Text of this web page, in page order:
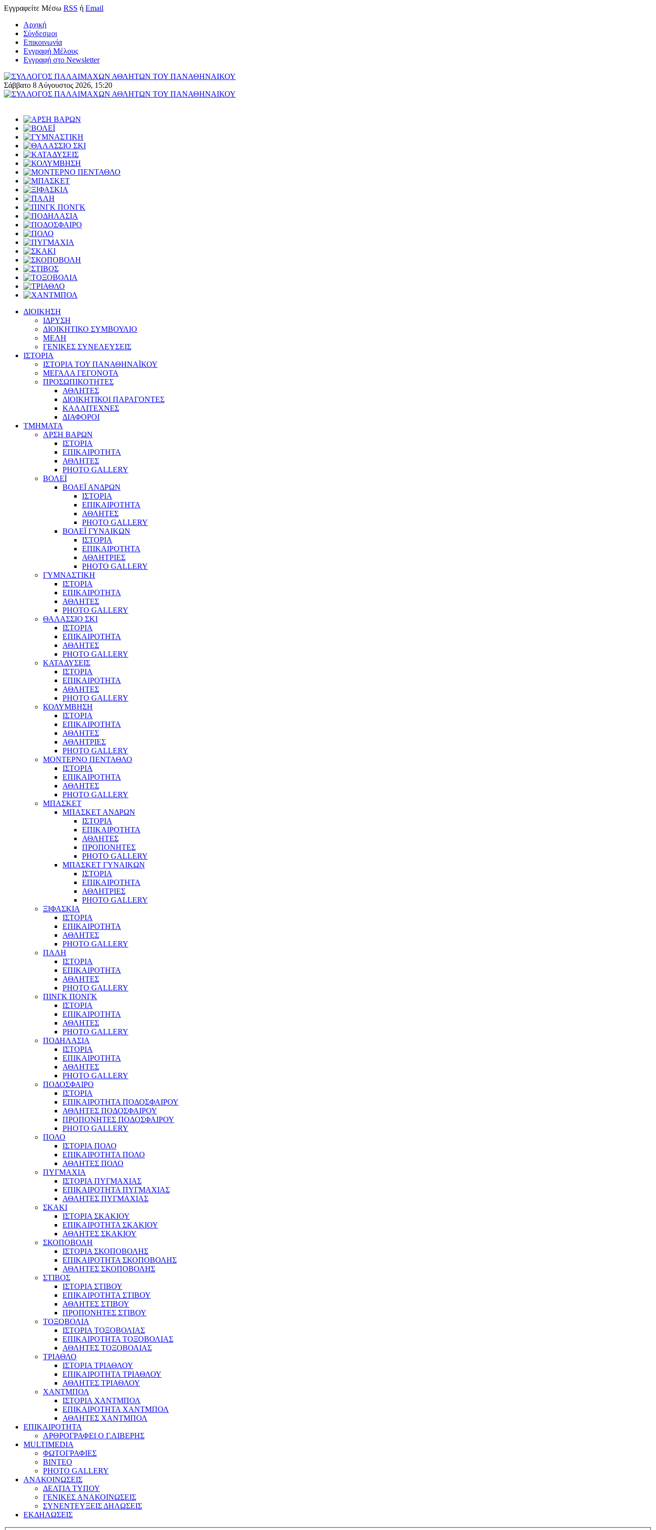
Εγγραφείτε Μέσω RSS ή Email
Αρχική
Σύνδεσμοι
Επικοινωνία
Εγγραφή Μέλους
Εγγραφή στο Newsletter
Σάββατο 8 Αύγουστος 2026, 15:20
ΔΙΟΙΚΗΣΗ
ΙΔΡΥΣΗ
ΔΙΟΙΚΗΤΙΚΟ ΣΥΜΒΟΥΛΙΟ
ΜΕΛΗ
ΓΕΝΙΚΕΣ ΣΥΝΕΛΕΥΣΕΙΣ
ΙΣΤΟΡΙΑ
ΙΣΤΟΡΙΑ ΤΟΥ ΠΑΝΑΘΗΝΑΪΚΟΥ
ΜΕΓΑΛΑ ΓΕΓΟΝΟΤΑ
ΠΡΟΣΩΠΙΚΟΤΗΤΕΣ
ΑΘΛΗΤΕΣ
ΔΙΟΙΚΗΤΙΚΟΙ ΠΑΡΑΓΟΝΤΕΣ
ΚΑΛΛΙΤΕΧΝΕΣ
ΔΙΑΦΟΡΟΙ
ΤΜΗΜΑΤΑ
ΑΡΣΗ ΒΑΡΩΝ
ΙΣΤΟΡΙΑ
ΕΠΙΚΑΙΡΟΤΗΤΑ
ΑΘΛΗΤΕΣ
PHOTO GALLERY
ΒΟΛΕΪ
ΒΟΛΕΪ ΑΝΔΡΩΝ
ΙΣΤΟΡΙΑ
ΕΠΙΚΑΙΡΟΤΗΤΑ
ΑΘΛΗΤΕΣ
PHOTO GALLERY
ΒΟΛΕΪ ΓΥΝΑΙΚΩΝ
ΙΣΤΟΡΙΑ
ΕΠΙΚΑΙΡΟΤΗΤΑ
ΑΘΛΗΤΡΙΕΣ
PHOTO GALLERY
ΓΥΜΝΑΣΤΙΚΗ
ΙΣΤΟΡΙΑ
ΕΠΙΚΑΙΡΟΤΗΤΑ
ΑΘΛΗΤΕΣ
PHOTO GALLERY
ΘΑΛΑΣΣΙΟ ΣΚΙ
ΙΣΤΟΡΙΑ
ΕΠΙΚΑΙΡΟΤΗΤΑ
ΑΘΛΗΤΕΣ
PHOTO GALLERY
ΚΑΤΑΔΥΣΕΙΣ
ΙΣΤΟΡΙΑ
ΕΠΙΚΑΙΡΟΤΗΤΑ
ΑΘΛΗΤΕΣ
PHOTO GALLERY
ΚΟΛΥΜΒΗΣΗ
ΙΣΤΟΡΙΑ
ΕΠΙΚΑΙΡΟΤΗΤΑ
ΑΘΛΗΤΕΣ
ΑΘΛΗΤΡΙΕΣ
PHOTO GALLERY
ΜΟΝΤΕΡΝΟ ΠΕΝΤΑΘΛΟ
ΙΣΤΟΡΙΑ
ΕΠΙΚΑΙΡΟΤΗΤΑ
ΑΘΛΗΤΕΣ
PHOTO GALLERY
ΜΠΑΣΚΕΤ
ΜΠΑΣΚΕΤ ΑΝΔΡΩΝ
ΙΣΤΟΡΙΑ
ΕΠΙΚΑΙΡΟΤΗΤΑ
ΑΘΛΗΤΕΣ
ΠΡΟΠΟΝΗΤΕΣ
PHOTO GALLERY
ΜΠΑΣΚΕΤ ΓΥΝΑΙΚΩΝ
ΙΣΤΟΡΙΑ
ΕΠΙΚΑΙΡΟΤΗΤΑ
ΑΘΛΗΤΡΙΕΣ
PHOTO GALLERY
ΞΙΦΑΣΚΙΑ
ΙΣΤΟΡΙΑ
ΕΠΙΚΑΙΡΟΤΗΤΑ
ΑΘΛΗΤΕΣ
PHOTO GALLERY
ΠΑΛΗ
ΙΣΤΟΡΙΑ
ΕΠΙΚΑΙΡΟΤΗΤΑ
ΑΘΛΗΤΕΣ
PHOTO GALLERY
ΠΙΝΓΚ ΠΟΝΓΚ
ΙΣΤΟΡΙΑ
ΕΠΙΚΑΙΡΟΤΗΤΑ
ΑΘΛΗΤΕΣ
PHOTO GALLERY
ΠΟΔΗΛΑΣΙΑ
ΙΣΤΟΡΙΑ
ΕΠΙΚΑΙΡΟΤΗΤΑ
ΑΘΛΗΤΕΣ
PHOTO GALLERY
ΠΟΔΟΣΦΑΙΡΟ
ΙΣΤΟΡΙΑ
ΕΠΙΚΑΙΡΟΤΗΤΑ ΠΟΔΟΣΦΑΙΡΟΥ
ΑΘΛΗΤΕΣ ΠΟΔΟΣΦΑΙΡΟΥ
ΠΡΟΠΟΝΗΤΕΣ ΠΟΔΟΣΦΑΙΡΟΥ
PHOTO GALLERY
ΠΟΛΟ
ΙΣΤΟΡΙΑ ΠΟΛΟ
ΕΠΙΚΑΙΡΟΤΗΤΑ ΠΟΛΟ
ΑΘΛΗΤΕΣ ΠΟΛΟ
ΠΥΓΜΑΧΙΑ
ΙΣΤΟΡΙΑ ΠΥΓΜΑΧΙΑΣ
ΕΠΙΚΑΙΡΟΤΗΤΑ ΠΥΓΜΑΧΙΑΣ
ΑΘΛΗΤΕΣ ΠΥΓΜΑΧΙΑΣ
ΣΚΑΚΙ
ΙΣΤΟΡΙΑ ΣΚΑΚΙΟΥ
ΕΠΙΚΑΙΡΟΤΗΤΑ ΣΚΑΚΙΟΥ
ΑΘΛΗΤΕΣ ΣΚΑΚΙΟΥ
ΣΚΟΠΟΒΟΛΗ
ΙΣΤΟΡΙΑ ΣΚΟΠΟΒΟΛΗΣ
ΕΠΙΚΑΙΡΟΤΗΤΑ ΣΚΟΠΟΒΟΛΗΣ
ΑΘΛΗΤΕΣ ΣΚΟΠΟΒΟΛΗΣ
ΣΤΙΒΟΣ
ΙΣΤΟΡΙΑ ΣΤΙΒΟΥ
ΕΠΙΚΑΙΡΟΤΗΤΑ ΣΤΙΒΟΥ
ΑΘΛΗΤΕΣ ΣΤΙΒΟΥ
ΠΡΟΠΟΝΗΤΕΣ ΣΤΙΒΟΥ
ΤΟΞΟΒΟΛΙΑ
ΙΣΤΟΡΙΑ ΤΟΞΟΒΟΛΙΑΣ
ΕΠΙΚΑΙΡΟΤΗΤΑ ΤΟΞΟΒΟΛΙΑΣ
ΑΘΛΗΤΕΣ ΤΟΞΟΒΟΛΙΑΣ
ΤΡΙΑΘΛΟ
ΙΣΤΟΡΙΑ ΤΡΙΑΘΛΟΥ
ΕΠΙΚΑΙΡΟΤΗΤΑ ΤΡΙΑΘΛΟΥ
ΑΘΛΗΤΕΣ ΤΡΙΑΘΛΟΥ
ΧΑΝΤΜΠΟΛ
ΙΣΤΟΡΙΑ ΧΑΝΤΜΠΟΛ
ΕΠΙΚΑΙΡΟΤΗΤΑ ΧΑΝΤΜΠΟΛ
ΑΘΛΗΤΕΣ ΧΑΝΤΜΠΟΛ
ΕΠΙΚΑΙΡΟΤΗΤΑ
ΑΡΘΡΟΓΡΑΦΕΙ Ο Γ.ΛΙΒΕΡΗΣ
MULTIMEDIA
ΦΩΤΟΓΡΑΦΙΕΣ
ΒΙΝΤΕΟ
PHOTO GALLERY
ΑΝΑΚΟΙΝΩΣΕΙΣ
ΔΕΛΤΙΑ ΤΥΠΟΥ
ΓΕΝΙΚΕΣ ΑΝΑΚΟΙΝΩΣΕΙΣ
ΣΥΝΕΝΤΕΥΞΕΙΣ ΔΗΛΩΣΕΙΣ
ΕΚΔΗΛΩΣΕΙΣ